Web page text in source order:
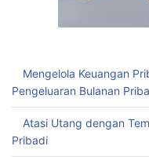
Mengelola Keuangan
Pengeluaran Bulanan
Atasi Utang dengan
Pribadi